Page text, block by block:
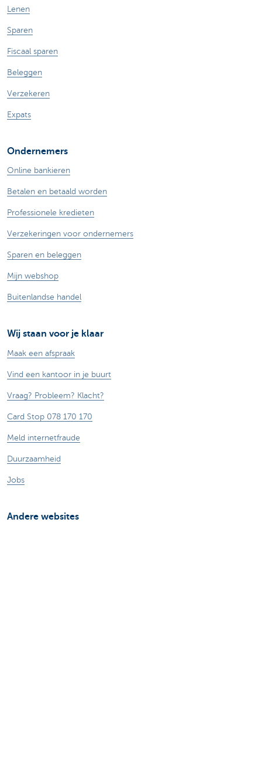
Lenen
Sparen
Fiscaal sparen
Beleggen
Verzekeren
Expats
Ondernemers
Online bankieren
Betalen en betaald worden
Professionele kredieten
Verzekeringen voor ondernemers
Sparen en beleggen
Mijn webshop
Buitenlandse handel
Wij staan voor je klaar
Maak een afspraak
Vind een kantoor in je buurt
Vraag? Probleem? Klacht?
Card Stop 078 170 170
Meld internetfraude
Duurzaamheid
Jobs
Andere websites